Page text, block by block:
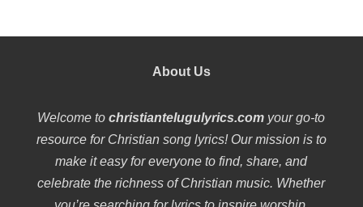
About Us
Welcome tochristiantelugulyrics.com your go-to
resource for Christian song lyrics! Our mission is to
make it easy for everyone to find, share, and
celebrate the richness of Christian music. Whether